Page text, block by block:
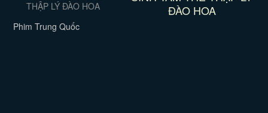
ĐÀO HOA
Phim Trung Quốc